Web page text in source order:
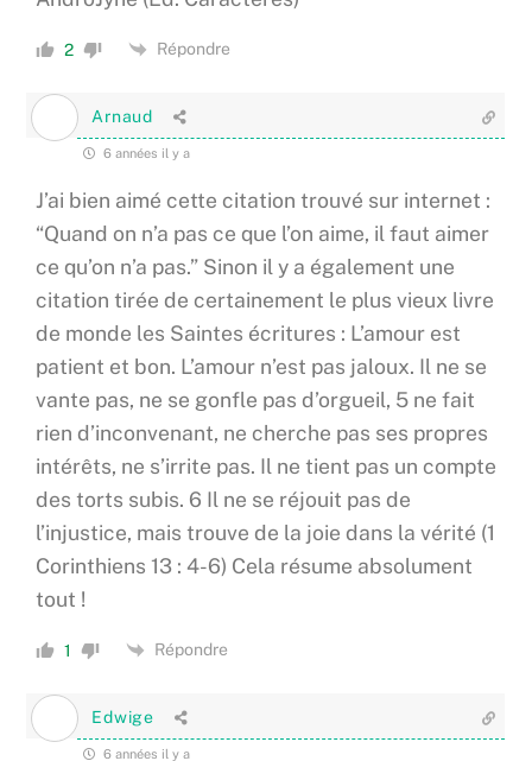
2 Répondre
Arnaud
6 années il y a
J’ai bien aimé cette citation trouvé sur internet :
“Quand on n’a pas ce que l’on aime, il faut aimer
ce qu’on n’a pas.” Sinon il y a également une
citation tirée de certainement le plus vieux livre
de monde les Saintes écritures : L’amour est
patient et bon. L’amour n’est pas jaloux. Il ne se
vante pas, ne se gonfle pas d’orgueil, 5 ne fait
rien d’inconvenant, ne cherche pas ses propres
intérêts, ne s’irrite pas. Il ne tient pas un compte
des torts subis. 6 Il ne se réjouit pas de
l’injustice, mais trouve de la joie dans la vérité (1
Corinthiens 13 : 4-6) Cela résume absolument
tout !
1 Répondre
Edwige
6 années il y a